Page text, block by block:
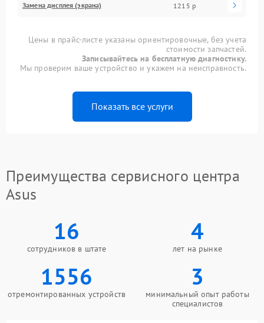
Замена дисплея (экрана) 1215 р
Цены в прайс-листе указаны ориентировочные, без учета
стоимости запчастей.
Записывайтесь на бесплатную диагностику.
Мы проверим ваше устройство и укажем на неисправность.
Показать все услуги
Преимущества сервисного центра
Asus
16
сотрудников в штате
4
лет на рынке
1556
отремонтированных устройств
3
минимальный опыт работы
специалистов